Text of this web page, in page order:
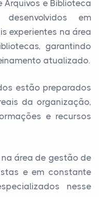
Arquivos e Biblioteca
em
experientes na área
garantindo
atualizado.
estão preparados
da organização,
e recursos
área de gestão de
e em constante
nesse